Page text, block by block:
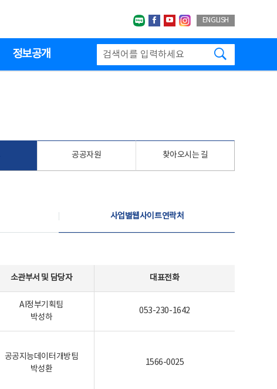
네이버블로그
페이스북
유투브인스타그랩
ENGLISH
정보공개
공공자원 찾아오시는 길
사업별웹사이트연락처
소관부서 및 담당자 대표전화
AI정부기획팀
박성하
053-230-1642
공공지능데이터개방팀
박성환
1566-0025